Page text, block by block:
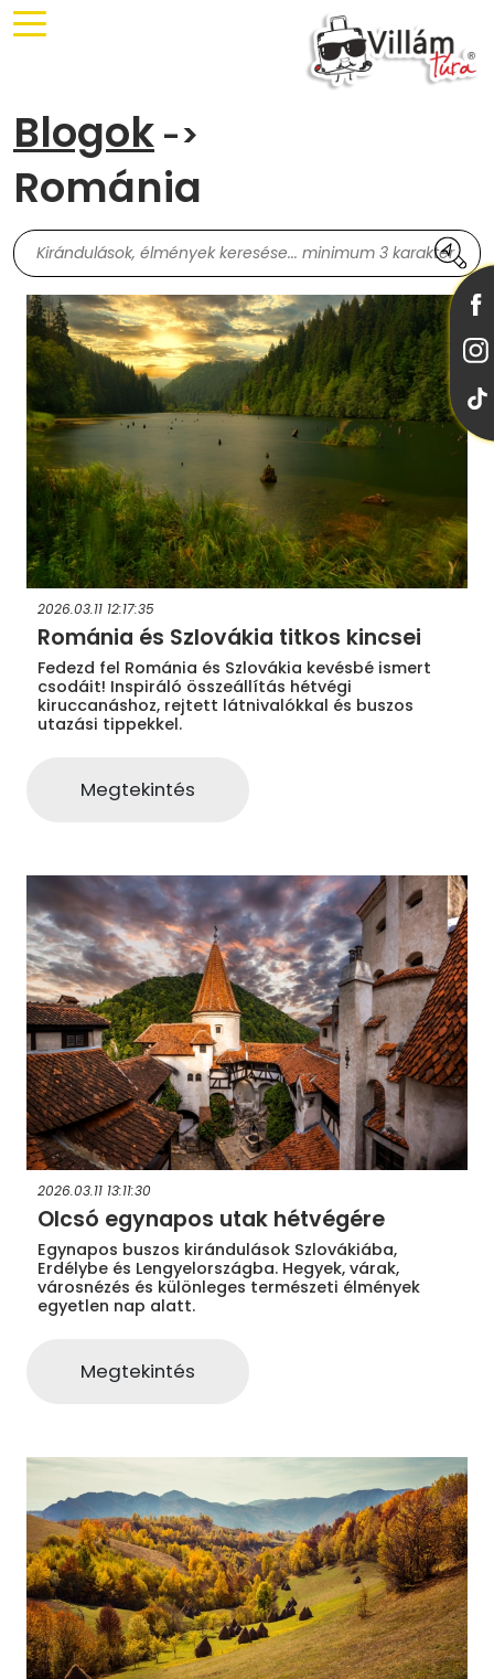
Blogok ->
Románia
2026.03.11 12:17:35
Románia és Szlovákia titkos kincsei
Fedezd fel Románia és Szlovákia kevésbé ismert
csodáit! Inspiráló összeállítás hétvégi
kiruccanáshoz, rejtett látnivalókkal és buszos
utazási tippekkel.
Megtekintés
2026.03.11 13:11:30
Olcsó egynapos utak hétvégére
Egynapos buszos kirándulások Szlovákiába,
Erdélybe és Lengyelországba. Hegyek, várak,
városnézés és különleges természeti élmények
egyetlen nap alatt.
Megtekintés